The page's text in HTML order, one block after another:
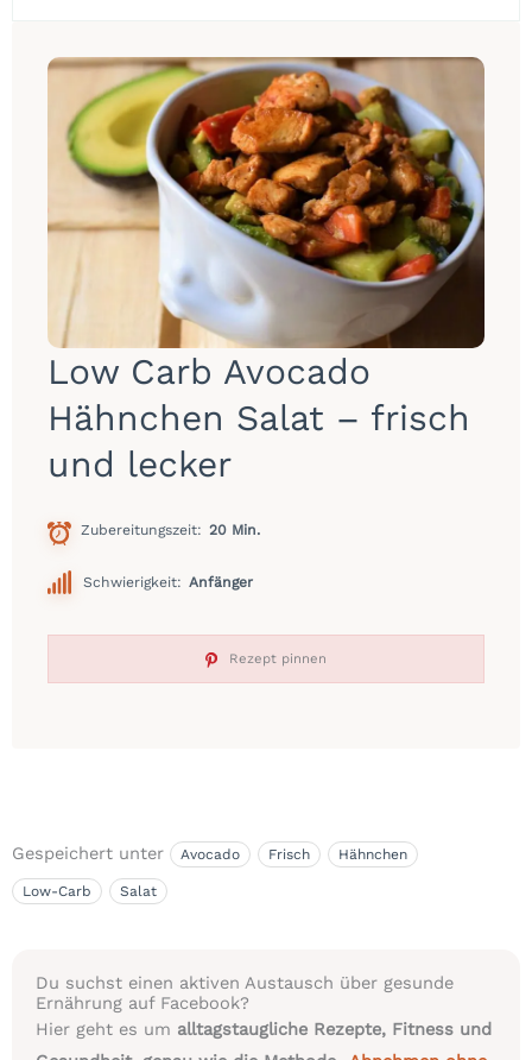
Low Carb Avocado
Hähnchen Salat – frisch
und lecker
Zubereitungszeit 20 Min.
Schwierigkeit: Anfänger
Rezept pinnen
Gespeichert unter Avocado Frisch Hähnchen
Low-Carb Salat
Du suchst einen aktiven Austausch über gesunde
Ernährung auf Facebook?
Hier geht es um alltagstaugliche Rezepte, Fitness und